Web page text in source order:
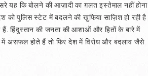
कि बोलने की आज़ादी का ग़लत इस्तेमाल नहीं होना
को पुलिस स्टेट में बदलने की खुफिया साज़िश हो रही है
हिंदुस्तान की जनता की आशाओं और हितों के बारे में
में असफल होते हैं तो फिर देश में विरोध और बदलाव जैसे